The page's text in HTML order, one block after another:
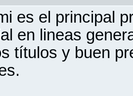
es el principal
en lineas
títulos y buen